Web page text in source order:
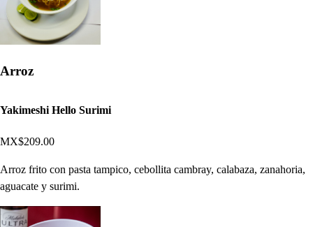
Arroz
Yakimeshi Hello Surimi
MX$209.00
Arroz frito con pasta tampico, cebollita cambray, calabaza, zanahoria,
aguacate y surimi.